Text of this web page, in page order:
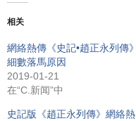
相关
網絡熱傳《史記•趙正永列傳》
細數落馬原因
2019-01-21
在“C.新闻”中
史記版《趙正永列傳》網絡熱